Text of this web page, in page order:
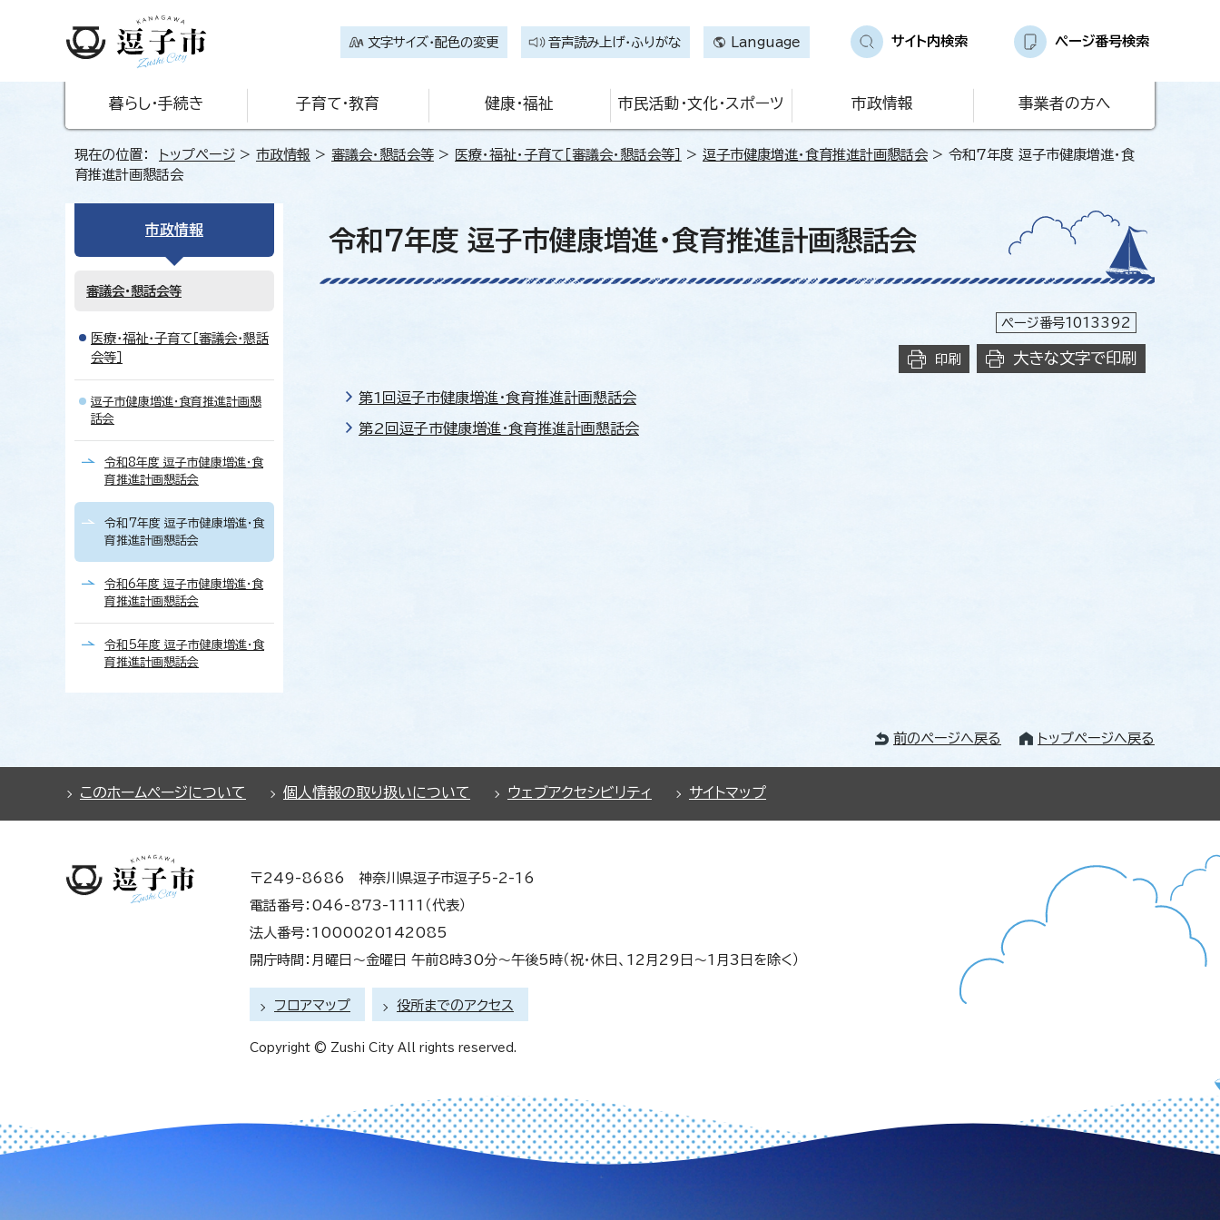
文字サイズ・配色の変更 音声読み上げ・ふりがな Language サイト内検索 ページ番号検索
暮らし・手続き 子育て・教育 健康・福祉 市民活動・文化・スポーツ 市政情報 事業者の方へ
現在の位置： トップページ > 市政情報 > 審議会・懇話会等 > 医療・福祉・子育て［審議会・懇話会等］ > 逗子市健康増進・食育推進計画懇話会 > 令和7年度 逗子市健康増進・食
育推進計画懇話会
令和7年度 逗子市健康増進・食育推進計画懇話会
ページ番号1013392
印刷 大きな文字で印刷
第1回逗子市健康増進・食育推進計画懇話会
第2回逗子市健康増進・食育推進計画懇話会
市政情報
審議会・懇話会等
医療・福祉・子育て［審議会・懇話
会等］
逗子市健康増進・食育推進計画懇
話会
令和8年度 逗子市健康増進・食
育推進計画懇話会
令和7年度 逗子市健康増進・食
育推進計画懇話会
令和6年度 逗子市健康増進・食
育推進計画懇話会
令和5年度 逗子市健康増進・食
育推進計画懇話会
前のページへ戻る トップページへ戻る
このホームページについて 個人情報の取り扱いについて ウェブアクセシビリティ サイトマップ
〒249-8686 神奈川県逗子市逗子5-2-16
電話番号：046-873-1111（代表）
法人番号：1000020142085
開庁時間：月曜日～金曜日 午前8時30分～午後5時（祝・休日、12月29日～1月3日を除く）
フロアマップ 役所までのアクセス
Copyright © Zushi City All rights reserved.